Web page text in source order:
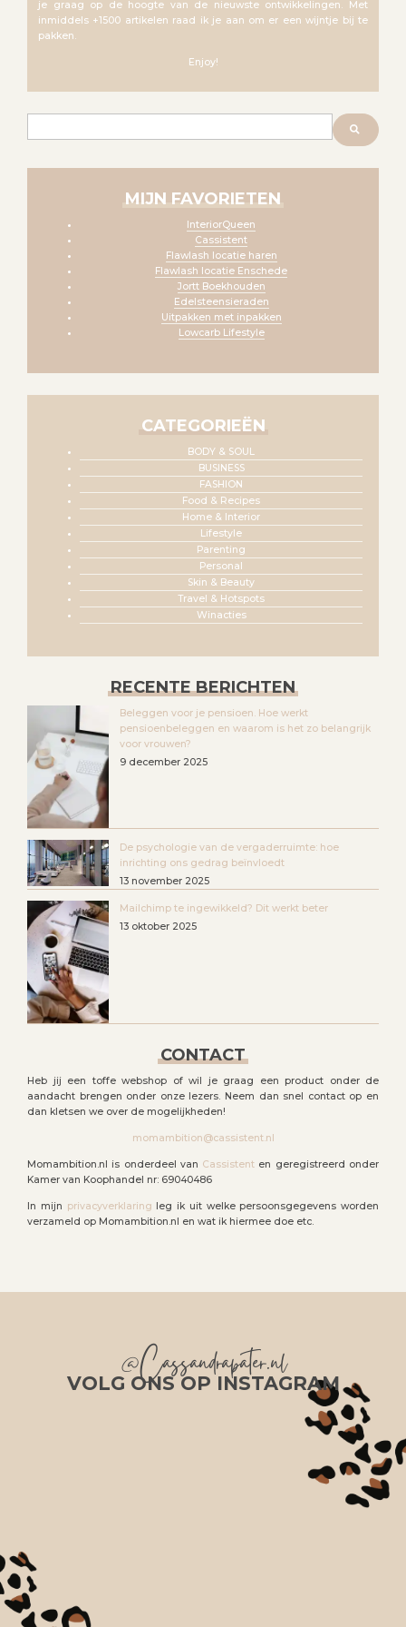
je graag op de hoogte van de nieuwste ontwikkelingen. Met
inmiddels +1500 artikelen raad ik je aan om er een wijntje bij te
pakken.
Enjoy!
MIJN FAVORIETEN
InteriorQueen
Cassistent
Flawlash locatie haren
Flawlash locatie Enschede
Jortt Boekhouden
Edelsteensieraden
Uitpakken met inpakken
Lowcarb Lifestyle
CATEGORIEËN
BODY & SOUL
BUSINESS
FASHION
Food & Recipes
Home & Interior
Lifestyle
Parenting
Personal
Skin & Beauty
Travel & Hotspots
Winacties
RECENTE BERICHTEN
Beleggen voor je pensioen. Hoe werkt
pensioenbeleggen en waarom is het zo belangrijk
voor vrouwen?
9 december 2025
De psychologie van de vergaderruimte: hoe
inrichting ons gedrag beïnvloedt
13 november 2025
Mailchimp te ingewikkeld? Dit werkt beter
13 oktober 2025
CONTACT
Heb jij een toffe webshop of wil je graag een product onder de
aandacht brengen onder onze lezers. Neem dan snel contact op en
dan kletsen we over de mogelijkheden!
momambition@cassistent.nl
Momambition.nl is onderdeel van Cassistent en geregistreerd onder
Kamer van Koophandel nr: 69040486
In mijn privacyverklaring leg ik uit welke persoonsgegevens worden
verzameld op Momambition.nl en wat ik hiermee doe etc.
@Cassandrapater.nl
VOLG ONS OP INSTAGRAM